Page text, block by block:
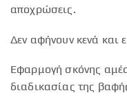
αποχρώσεις.
Δεν αφήνουν κενά και
Εφαρμογή σκόνης
διαδικασίας της